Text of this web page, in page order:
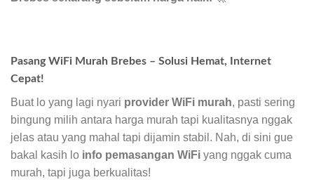
Pasang WiFi Murah Brebes – Solusi Hemat, Internet
Cepat!
Buat lo yang lagi nyari provider WiFi murah, pasti sering
bingung milih antara harga murah tapi kualitasnya nggak
jelas atau yang mahal tapi dijamin stabil. Nah, di sini gue
bakal kasih lo info pemasangan WiFi yang nggak cuma
murah, tapi juga berkualitas!